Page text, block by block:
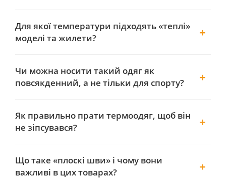
Для якої температури підходять «теплі»
моделі та жилети?
Чи можна носити такий одяг як
повсякденний, а не тільки для спорту?
Як правильно прати термоодяг, щоб він
не зіпсувався?
Що таке «плоскі шви» і чому вони
важливі в цих товарах?